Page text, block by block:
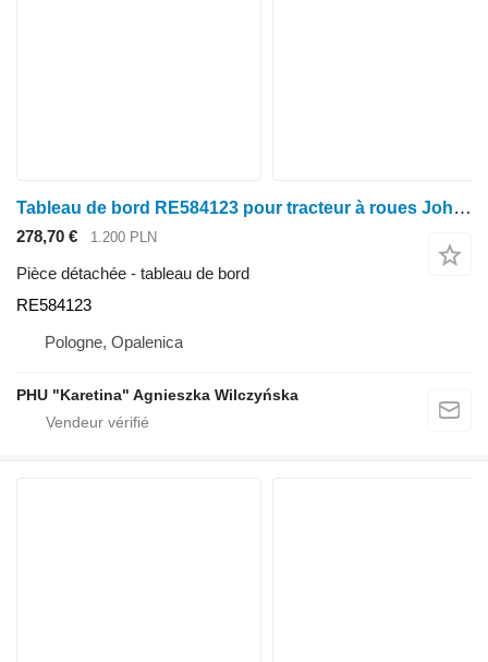
Tableau de bord RE584123 pour tracteur à roues John Deere seria 6000 7000 8000 R
278,70 € 1.200 PLN
Pièce détachée - tableau de bord
RE584123
Pologne, Opalenica
PHU "Karetina" Agnieszka Wilczyńska